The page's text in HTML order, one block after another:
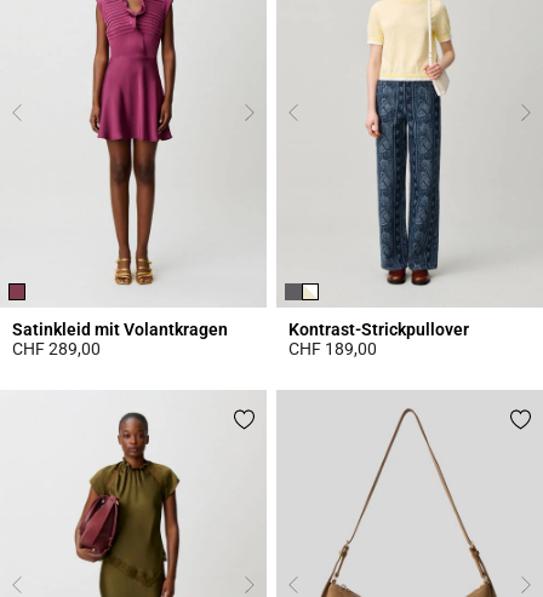
Satinkleid mit Volantkragen
CHF 289,00
Kontrast-Strickpullover
CHF 189,00